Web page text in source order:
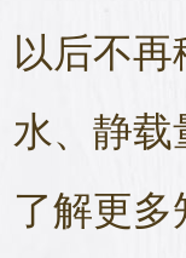
以后不
水、静
了解更